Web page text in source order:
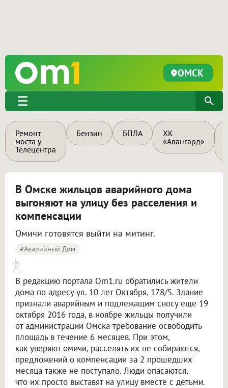
ОМСК
Ремонт
моста у
Телецентра
Бензин БПЛА
ХК
«Авангард»
В Омске жильцов аварийного дома
выгоняют на улицу без расселения и
компенсации
Омичи готовятся выйти на митинг.
#аварийный Дом
В редакцию портала Om1.ru обратились жители
дома по адресу ул. 10 лет Октября, 178/5. Здание
признали аварийным и подлежащим сносу еще 19
октября 2016 года, в ноябре жильцы получили
от администрации Омска требование освободить
площадь в течение 6 месяцев. При этом,
как уверяют омичи, расселять их не собираются,
предложений о компенсации за 2 прошедших
месяца также не поступало. Люди опасаются,
что их просто выставят на улицу вместе с детьми.